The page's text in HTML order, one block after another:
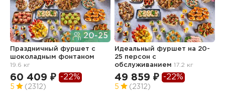
20-25
Праздничный фуршет с
шоколадным фонтаном
19.6 кг
60 409 ₽ -22%
5 (2312)
Идеальный фуршет на 20-
25 персон с
обслуживанием17.2 кг
49 859 ₽ -22%
5 (2312)